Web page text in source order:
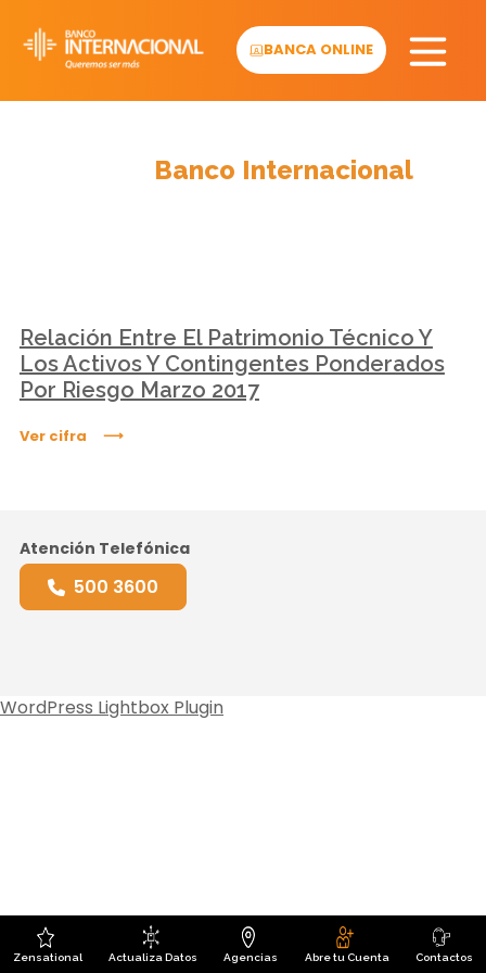
content
BANCA ONLINE
Banco Internacional
Relación Entre El Patrimonio Técnico Y
Los Activos Y Contingentes Ponderados
Por Riesgo Marzo 2017
Ver cifra
Atención Telefónica
500 3600
Zensational Actualiza Datos Agencias Abre tu Cuenta Contactos
WordPress Lightbox Plugin